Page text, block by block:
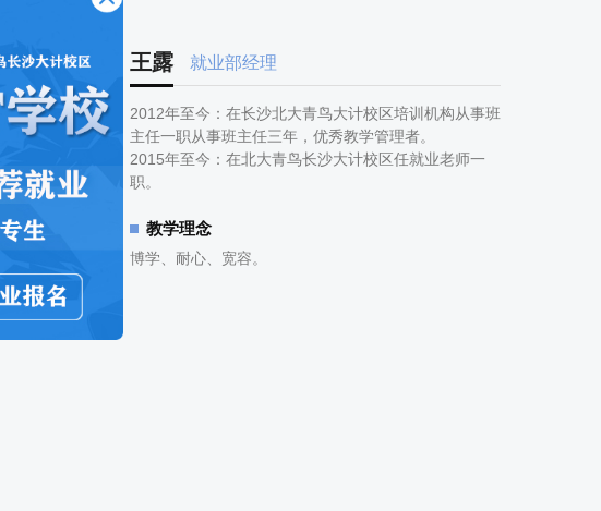
王露 就业部经理
2012年至今：在长沙北大青鸟大计校区培训机构从事班
主任一职从事班主任三年，优秀教学管理者。
2015年至今：在北大青鸟长沙大计校区任就业老师一
职。
教学理念
博学、耐心、宽容。